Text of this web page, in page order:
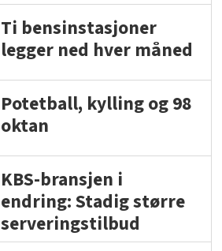
Ti bensinstasjoner
legger ned hver måned
Potetball, kylling og 98
oktan
KBS-bransjen i
endring: Stadig større
serveringstilbud